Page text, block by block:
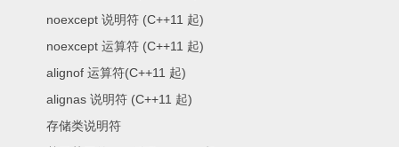
noexcept 说明符 (C++11 起)
noexcept 运算符 (C++11 起)
alignof 运算符(C++11 起)
alignas 说明符 (C++11 起)
存储类说明符